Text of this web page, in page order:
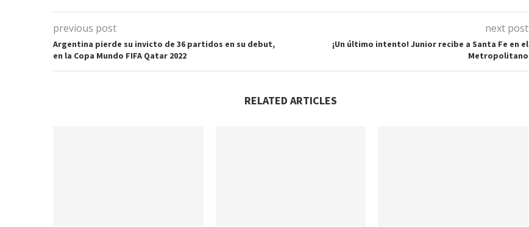
previous post
Argentina pierde su invicto de 36 partidos en su debut,
en la Copa Mundo FIFA Qatar 2022
next post
¡Un último intento! Junior recibe a Santa Fe en el
Metropolitano
RELATED ARTICLES